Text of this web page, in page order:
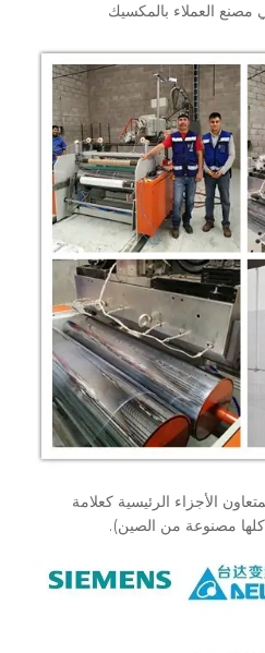
العملاء بالمكسيك
الأجزاء الرئيسية كعلامة
كلها مصنوعة من الصين).